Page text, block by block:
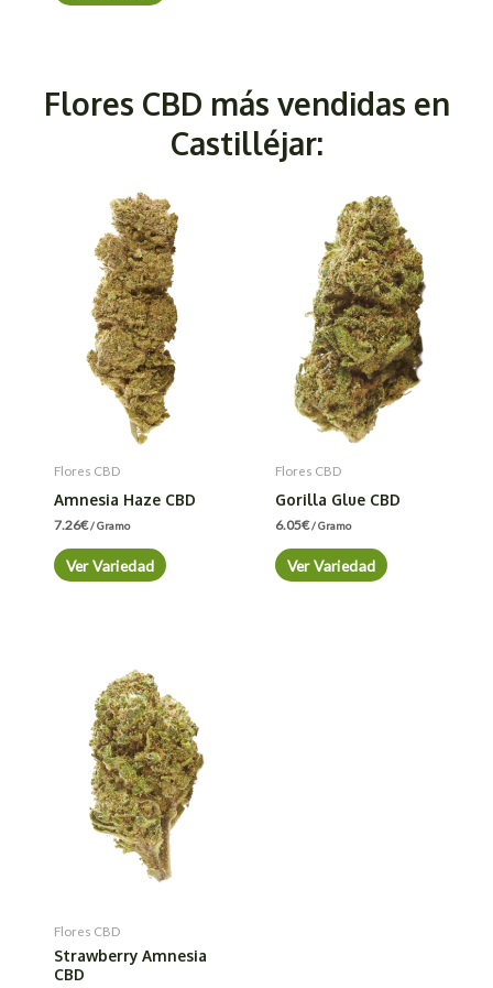
Flores CBD más vendidas en
Castilléjar:
Flores CBD
Amnesia Haze CBD
7.26€/ Gramo
Ver Variedad
Flores CBD
Gorilla Glue CBD
6.05€/ Gramo
Ver Variedad
Flores CBD
Strawberry Amnesia
CBD